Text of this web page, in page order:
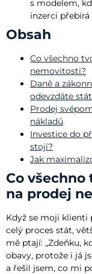
s modelem,
inzerci
Obsah
Co všechno
nemovitosti?
Daně a
odevzdáte
Prodej
nákladů
Investice do
stojí?
Jak
Co
na prodej
Když se moji klienti
celý proces stát,
mě ptají: „Zdeňku,
obavy, protože i já
a řešil jsem, co mi